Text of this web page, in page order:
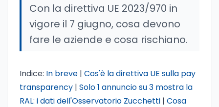
Con la direttiva UE 2023/970 in
vigore il 7 giugno, cosa devono
fare le aziende e cosa rischiano.
Indice: In breve | Cos'è la direttiva UE sulla pay
transparency | Solo 1 annuncio su 3 mostra la
RAL: i dati dell'Osservatorio Zucchetti | Cosa